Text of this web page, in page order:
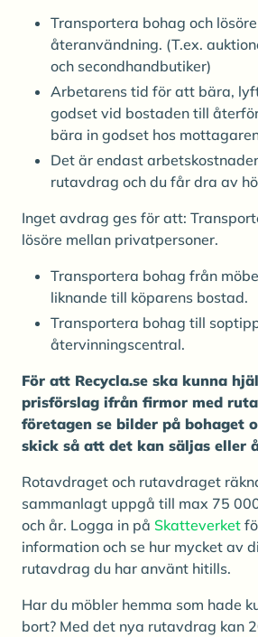
Transportera bohag och
återanvändning. (T.ex.
och secondhandbutiker)
Arbetarens tid för att bära,
godset vid bostaden till
bära in godset hos
Det är endast
rutavdrag och du får dra av
Inget avdrag ges för att:
lösöre mellan privatpersoner.
Transportera bohag från
liknande till köparens bostad.
Transportera bohag till
återvinningscentral.
För att Recycla.se ska kunna
prisförslag ifrån firmor med
företagen se bilder på bohaget
skick så att det kan säljas eller
Rotavdraget och rutavdraget
sammanlagt uppgå till max 75
och år. Logga in på Skatteverket
information och se hur mycket av
rutavdrag du har använt hitills.
Har du möbler hemma som hade
bort? Med det nya rutavdrag kan